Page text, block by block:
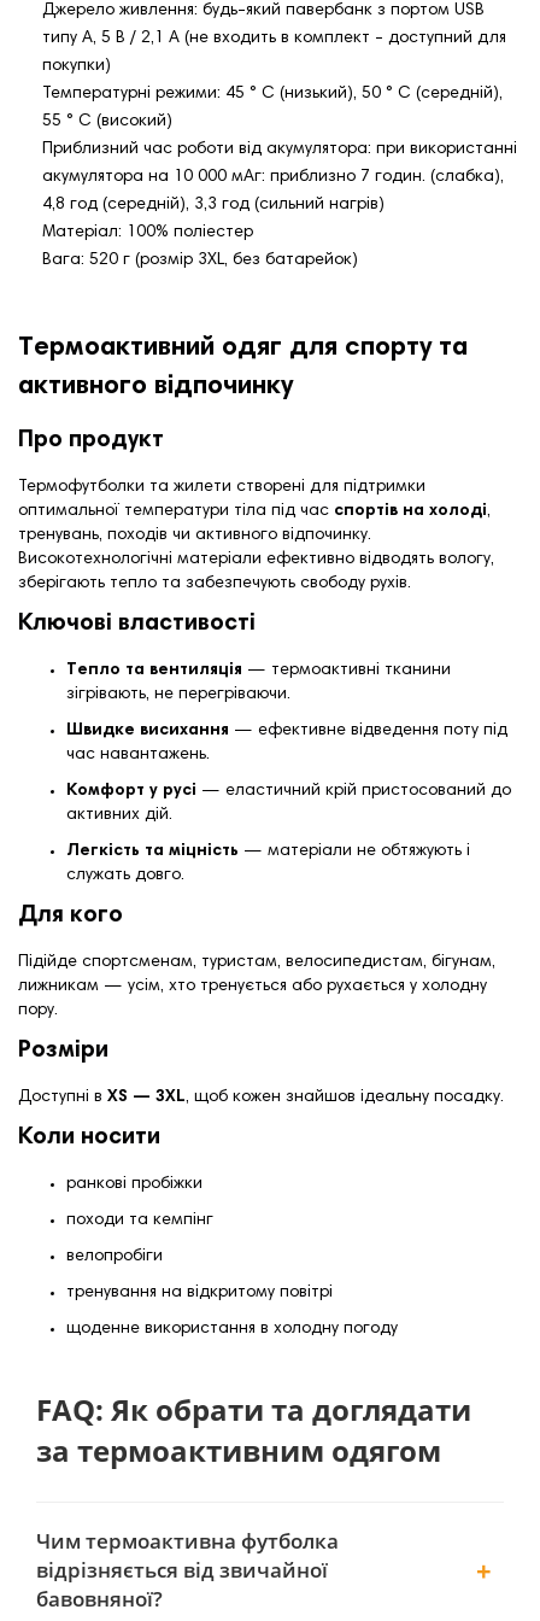
Джерело живлення: будь-який павербанк з портом USB
типу A, 5 В / 2,1 А (не входить в комплект - доступний для
покупки)
Температурні режими: 45 ° C (низький), 50 ° C (середній),
55 ° C (високий)
Приблизний час роботи від акумулятора: при використанні
акумулятора на 10 000 мАг: приблизно 7 годин. (слабка),
4,8 год (середній), 3,3 год (сильний нагрів)
Матеріал: 100% поліестер
Вага: 520 г (розмір 3XL, без батарейок)
Термоактивний одяг для спорту та
активного відпочинку
Про продукт
Термофутболки та жилети створені для підтримки
оптимальної температури тіла під час спортів на холоді,
тренувань, походів чи активного відпочинку.
Високотехнологічні матеріали ефективно відводять вологу,
зберігають тепло та забезпечують свободу рухів.
Ключові властивості
Тепло та вентиляція — термоактивні тканини
зігрівають, не перегріваючи.
Швидке висихання — ефективне відведення поту під
час навантажень.
Комфорт у русі — еластичний крій пристосований до
активних дій.
Легкість та міцність — матеріали не обтяжують і
служать довго.
Для кого
Підійде спортсменам, туристам, велосипедистам, бігунам,
лижникам — усім, хто тренується або рухається у холодну
пору.
Розміри
Доступні в XS — 3XL, щоб кожен знайшов ідеальну посадку.
Коли носити
ранкові пробіжки
походи та кемпінг
велопробіги
тренування на відкритому повітрі
щоденне використання в холодну погоду
FAQ: Як обрати та доглядати
за термоактивним одягом
Чим термоактивна футболка
відрізняється від звичайної
бавовняної?